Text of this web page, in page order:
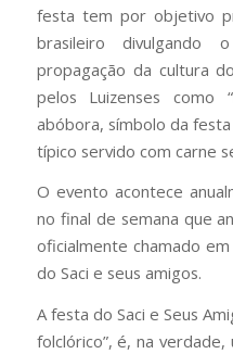
festa tem por objetivo
brasileiro
propagação da cultura
pelos Luizenses como
abóbora, símbolo da
típico servido com carne
O evento acontece
no final de semana que
oficialmente chamado
do Saci e seus amigos.
A festa do Saci e Seus
folclórico”, é, na